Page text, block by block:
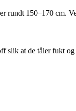
150–170 cm.
slik at de tåler fukt